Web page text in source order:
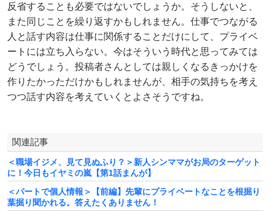
反省することも必要ではないでしょうか。そうしないと、
また同じことを繰り返すかもしれません。仕事でつながる
人と話す内容は仕事に関係することだけにして、プライベ
ートには立ち入らない。今はそういう時代と思ってみては
どうでしょう。投稿者さんとしては親しくなるきっかけを
作りたかっただけかもしれませんが、相手の気持ちを考え
つつ話す内容を考えていくとよさそうですね。
関連記事
＜職場イジメ、見て見ぬふり？＞新人シンママがお局のターゲット
に！今日もイヤミの嵐【第1話まんが】
＜パートで個人情報＞【前編】先輩にプライベートなことを根掘り
葉掘り聞かれる。答えたくありません！